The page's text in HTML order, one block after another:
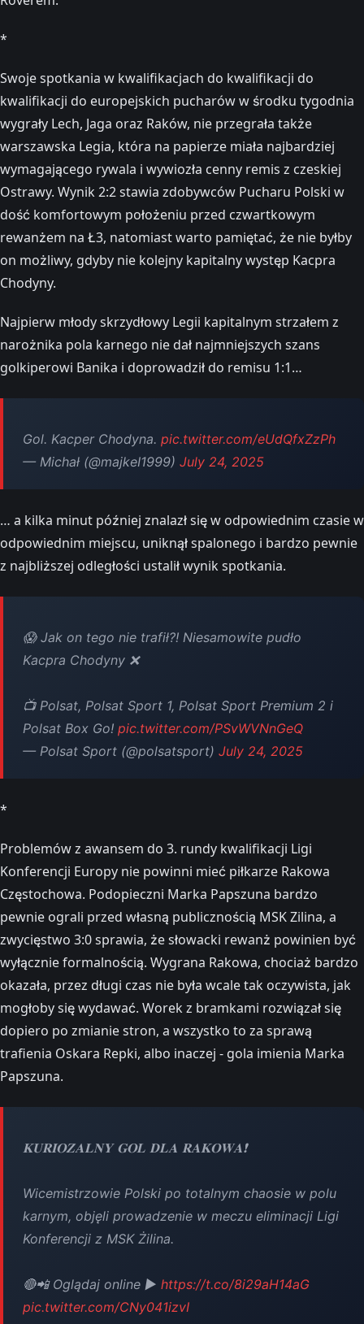
*
Swoje spotkania w kwalifikacjach do kwalifikacji do
kwalifikacji do europejskich pucharów w środku tygodnia
wygrały Lech, Jaga oraz Raków, nie przegrała także
warszawska Legia, która na papierze miała najbardziej
wymagającego rywala i wywiozła cenny remis z czeskiej
Ostrawy. Wynik 2:2 stawia zdobywców Pucharu Polski w
dość komfortowym położeniu przed czwartkowym
rewanżem na Ł3, natomiast warto pamiętać, że nie byłby
on możliwy, gdyby nie kolejny kapitalny występ Kacpra
Chodyny.
Najpierw młody skrzydłowy Legii kapitalnym strzałem z
narożnika pola karnego nie dał najmniejszych szans
golkiperowi Banika i doprowadził do remisu 1:1…
Gol. Kacper Chodyna. pic.twitter.com/eUdQfxZzPh
— Michał (@majkeI1999) July 24, 2025
… a kilka minut później znalazł się w odpowiednim czasie w
odpowiednim miejscu, uniknął spalonego i bardzo pewnie
z najbliższej odległości ustalił wynik spotkania.
😱 Jak on tego nie trafił?! Niesamowite pudło
Kacpra Chodyny ❌
📺 Polsat, Polsat Sport 1, Polsat Sport Premium 2 i
Polsat Box Go! pic.twitter.com/PSvWVNnGeQ
— Polsat Sport (@polsatsport) July 24, 2025
*
Problemów z awansem do 3. rundy kwalifikacji Ligi
Konferencji Europy nie powinni mieć piłkarze Rakowa
Częstochowa. Podopieczni Marka Papszuna bardzo
pewnie ograli przed własną publicznością MSK Zilina, a
zwycięstwo 3:0 sprawia, że słowacki rewanż powinien być
wyłącznie formalnością. Wygrana Rakowa, chociaż bardzo
okazała, przez długi czas nie była wcale tak oczywista, jak
mogłoby się wydawać. Worek z bramkami rozwiązał się
dopiero po zmianie stron, a wszystko to za sprawą
trafienia Oskara Repki, albo inaczej - gola imienia Marka
Papszuna.
𝐊𝐔𝐑𝐈𝐎𝐙𝐀𝐋𝐍𝐘 𝐆𝐎𝐋 𝐃𝐋𝐀 𝐑𝐀𝐊𝐎𝐖𝐀❗
Wicemistrzowie Polski po totalnym chaosie w polu
karnym, objęli prowadzenie w meczu eliminacji Ligi
Konferencji z MSK Żilina.
🔴📲 Oglądaj online ▶️ https://t.co/8i29aH14aG
pic.twitter.com/CNy041izvI